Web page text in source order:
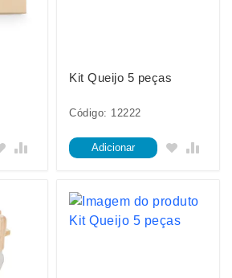
Kit Queijo 5 peças
Código: 12222
Adicionar